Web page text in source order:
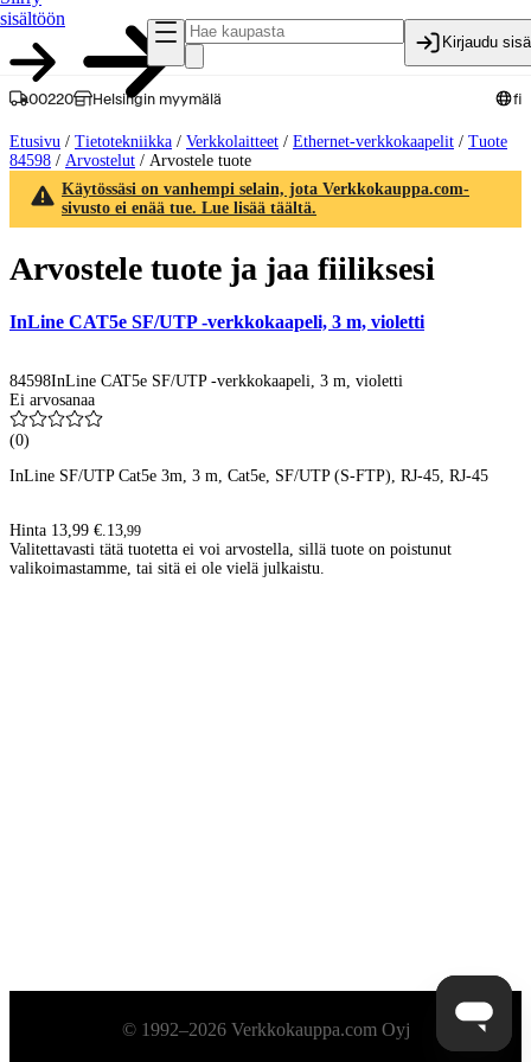
sisältöön
Kirjaudu
00220 Helsingin myymälä fi
Etusivu / Tietotekniikka / Verkkolaitteet / Ethernet-verkkokaapelit / Tuote
84598 / Arvostelut / Arvostele tuote
Käytössäsi on vanhempi selain, jota Verkkokauppa.com-
sivusto ei enää tue. Lue lisää täältä.
Arvostele tuote ja jaa fiiliksesi
InLine CAT5e SF/UTP -verkkokaapeli, 3 m, violetti
84598InLine CAT5e SF/UTP -verkkokaapeli, 3 m, violetti
Ei arvosanaa
(0)
InLine SF/UTP Cat5e 3m, 3 m, Cat5e, SF/UTP (S-FTP), RJ-45, RJ-45
Hinta 13,99 €. 13,99
Valitettavasti tätä tuotetta ei voi arvostella, sillä tuote on poistunut
valikoimastamme, tai sitä ei ole vielä julkaistu.
Alatunniste© 1992–2026 Verkkokauppa.com Oyj